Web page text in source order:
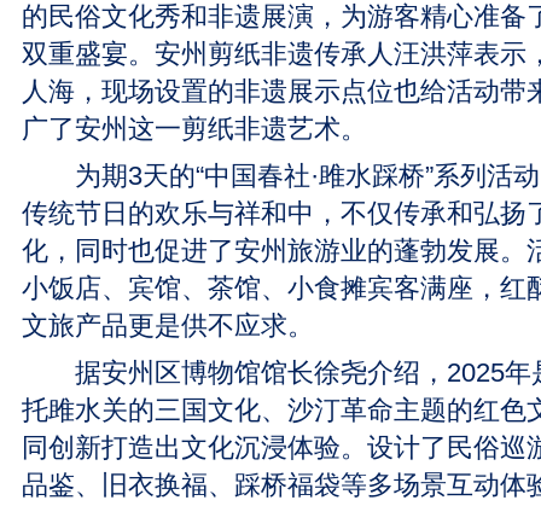
的民俗文化秀和非遗展演，为游客精心准备
双重盛宴。安州剪纸非遗传承人汪洪萍表示
人海，现场设置的非遗展示点位也给活动带
广了安州这一剪纸非遗艺术。
为期3天的“中国春社·雎水踩桥”系列活
传统节日的欢乐与祥和中，不仅传承和弘扬
化，同时也促进了安州旅游业的蓬勃发展。
小饭店、宾馆、茶馆、小食摊宾客满座，红
文旅产品更是供不应求。
据安州区博物馆馆长徐尧介绍，2025年
托雎水关的三国文化、沙汀革命主题的红色
同创新打造出文化沉浸体验。设计了民俗巡
品鉴、旧衣换福、踩桥福袋等多场景互动体